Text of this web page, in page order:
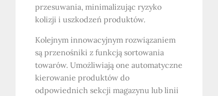
przesuwania, minimalizując ryzyko
kolizji i uszkodzeń produktów.
Kolejnym innowacyjnym rozwiązaniem
są przenośniki z funkcją sortowania
towarów. Umożliwiają one automatyczne
kierowanie produktów do
odpowiednich sekcji magazynu lub linii